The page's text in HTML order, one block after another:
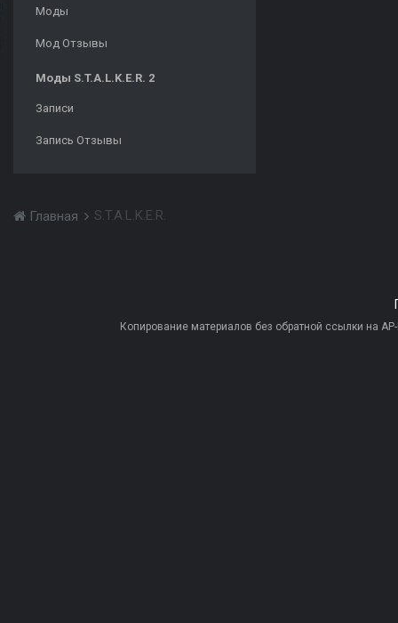
Моды
Мод Отзывы
Моды S.T.A.L.K.E.R. 2
Записи
Запись Отзывы
Главная S.T.A.L.K.E.R.
Копирование материалов без обратной ссылки на